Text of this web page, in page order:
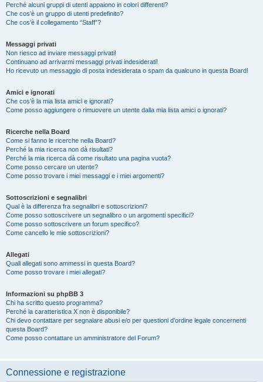
Perché alcuni gruppi di utenti appaiono in colori differenti?
Che cos’è un gruppo di utenti predefinito?
Che cos’è il collegamento “Staff”?
Messaggi privati
Non riesco ad inviare messaggi privati!
Continuano ad arrivarmi messaggi privati indesiderati!
Ho ricevuto un messaggio di posta indesiderata o spam da qualcuno in questa Board!
Amici e ignorati
Che cos’è la mia lista amici e ignorati?
Come posso aggiungere o rimuovere un utente dalla mia lista amici o ignorati?
Ricerche nella Board
Come si fanno le ricerche nella Board?
Perché la mia ricerca non dà risultati?
Perché la mia ricerca dà come risultato una pagina vuota?
Come posso cercare un utente?
Come posso trovare i miei messaggi e i miei argomenti?
Sottoscrizioni e segnalibri
Qual è la differenza fra segnalibri e sottoscrizioni?
Come posso sottoscrivere un segnalibro o un argomenti specifici?
Come posso sottoscrivere un forum specifico?
Come cancello le mie sottoscrizioni?
Allegati
Quali allegati sono ammessi in questa Board?
Come posso trovare i miei allegati?
Informazioni su phpBB 3
Chi ha scritto questo programma?
Perché la caratteristica X non è disponibile?
Chi devo contattare per segnalare abusi e/o per questioni d’ordine legale concernenti
questa Board?
Come posso contattare un amministratore del Forum?
Connessione e registrazione